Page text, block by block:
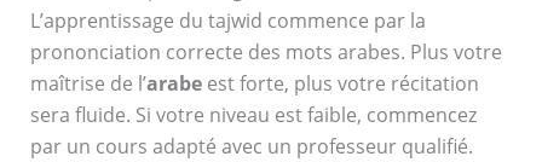
L’apprentissage du tajwid commence par la
prononciation correcte des mots arabes. Plus votre
maîtrise de l’arabeest forte, plus votre récitation
sera fluide. Si votre niveau est faible, commencez
par un cours adapté avec un professeur qualifié.